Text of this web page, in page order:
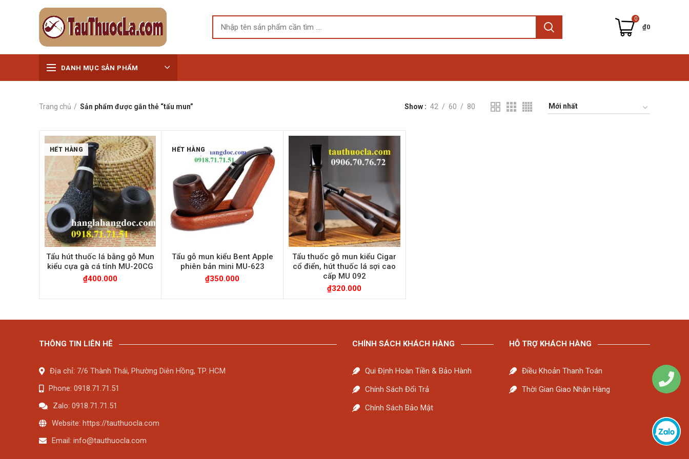
0
₫0
DANH MỤC SẢN PHẨM
Trang chủ Sản phẩm được gắn thẻ “tẩu mun” Show 42 60 80
HẾT HÀNG
Tẩu hút thuốc lá bằng gỗ Mun
kiểu cựa gà cá tính MU-20CG
₫400.000
HẾT HÀNG
Tẩu gỗ mun kiểu Bent Apple
phiên bản mini MU-623
₫350.000
Tẩu thuốc gỗ mun kiểu Cigar
cổ điển, hút thuốc lá sợi cao
cấp MU 092
₫320.000
THÔNG TIN LIÊN HÊ
Địa chỉ: 7/6 Thành Thái, Phường Diên Hồng, TP. HCM
Phone: 0918.71.71.51
Zalo: 0918.71.71.51
Website: https://tauthuocla.com
Email: info@tauthuocla.com
CHÍNH SÁCH KHÁCH HÀNG
Qui Định Hoàn Tiền & Bảo Hành
Chính Sách Đổi Trả
Chính Sách Bảo Mật
HỖ TRỢ KHÁCH HÀNG
Điều Khoản Thanh Toán
Thời Gian Giao Nhận Hàng